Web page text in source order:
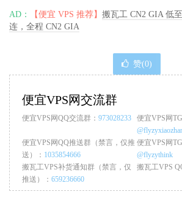
AD： 【便宜 VPS 推荐】 搬瓦工 CN2 GIA 低
连，全程 CN2 GIA
赞(0)
便宜VPS网交流群
便宜VPS网QQ交流群： 973028233
便宜VPS网
便宜VPS网QQ推送群（禁言，仅推
送）： 1035854666
便宜VPS网
@flyzythink
搬瓦工VPS补货通知群（禁言，仅
推送）： 659236660
搬瓦工VPS